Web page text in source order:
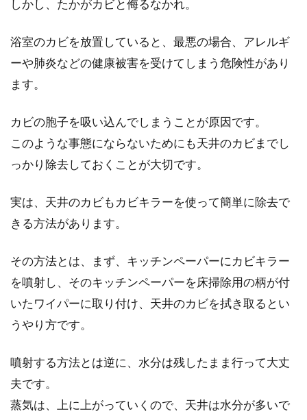
しかし、たかがカビと侮るなかれ。
浴室のカビを放置していると、最悪の場合、アレルギ
ーや肺炎などの健康被害を受けてしまう危険性があり
ます。
カビの胞子を吸い込んでしまうことが原因です。
このような事態にならないためにも天井のカビまでし
っかり除去しておくことが大切です。
実は、天井のカビもカビキラーを使って簡単に除去で
きる方法があります。
その方法とは、まず、キッチンペーパーにカビキラー
を噴射し、そのキッチンペーパーを床掃除用の柄が付
いたワイパーに取り付け、天井のカビを拭き取るとい
うやり方です。
噴射する方法とは逆に、水分は残したまま行って大丈
夫です。
蒸気は、上に上がっていくので、天井は水分が多いで